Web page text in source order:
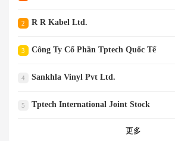
2 R R Kabel Ltd.
3 Công Ty Cổ Phần Tptech Quốc Tế
4 Sankhla Vinyl Pvt Ltd.
5 Tptech International Joint Stock
更多